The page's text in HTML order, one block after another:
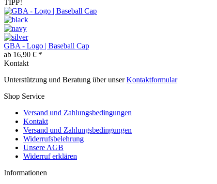
TIPP!
GBA - Logo | Baseball Cap
ab 16,90 € *
Kontakt
Unterstützung und Beratung über unserKontaktformular
Shop Service
Versand und Zahlungsbedingungen
Kontakt
Versand und Zahlungsbedingungen
Widerrufsbelehrung
Unsere AGB
Widerruf erklären
Informationen